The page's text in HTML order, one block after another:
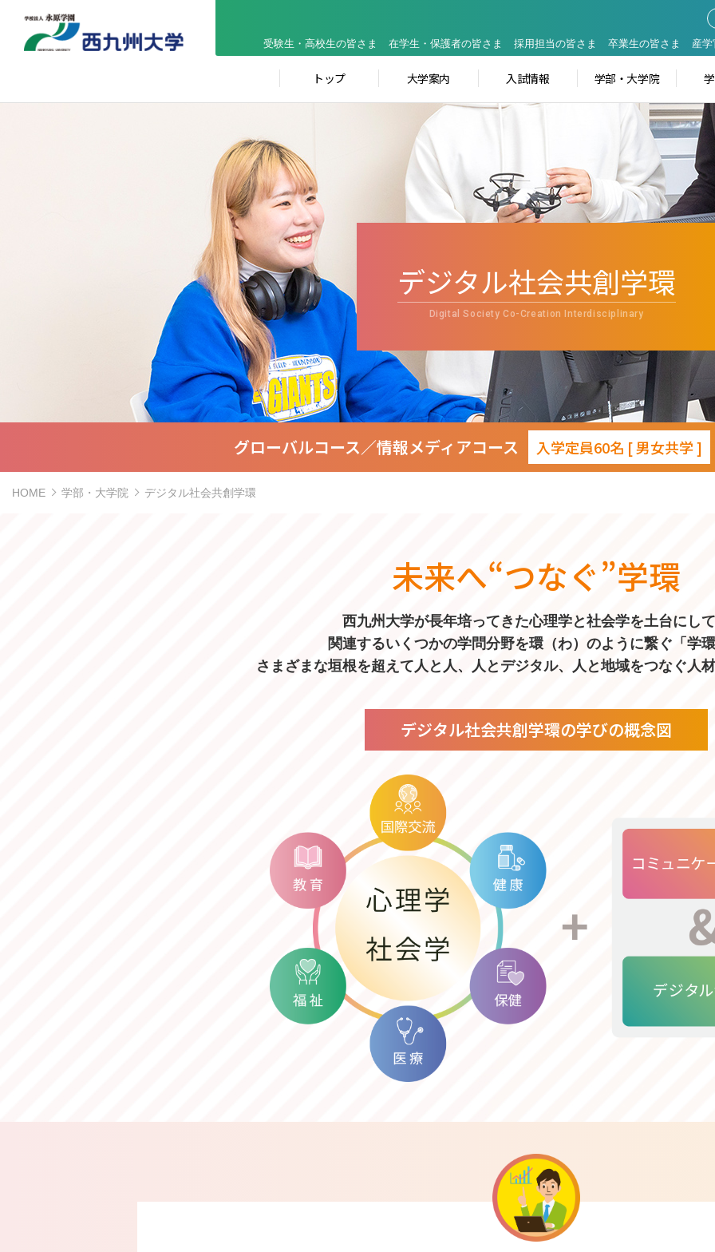
受験生・高校生の皆さま 在学生・保護者の皆さま 採用担当の皆さま 卒業生の皆さま 産
トップ 大学案内 入試情報 学部・大学院
デジタル社会共創学環
Digital Society Co-Creation Interdisciplinary
グローバルコース／情報メディアコース 入学定員60名 [ 男女共学 ]
HOME 学部・大学院 デジタル社会共創学環
未来へ“つなぐ”学環
西九州大学が長年培ってきた心理学と社会学を土台にし
関連するいくつかの学問分野を環（わ）のように繋ぐ「学
さまざまな垣根を超えて人と人、人とデジタル、人と地域をつなぐ人
デジタル社会共創学環の学びの概念図